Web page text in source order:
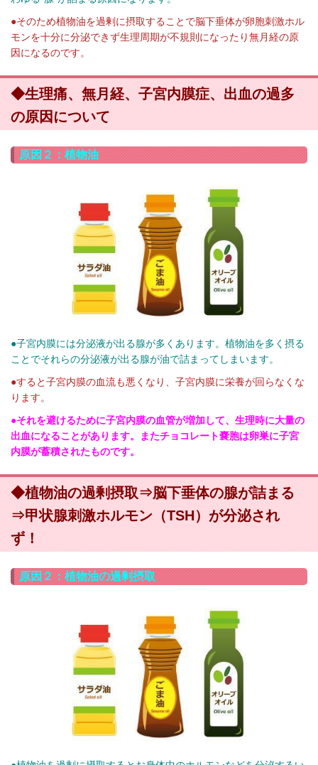
●そのため植物油を過剰に摂取することで脳下垂体が卵胞刺激ホル
モンを十分に分泌できず生理周期が不規則になったり無月経の原
因になるのです。
◆生理痛、無月経、子宮内膜症、出血の過多
の原因について
原因２：植物油
●子宮内膜には分泌液が出る腺が多くあります。植物油を多く摂る
ことでそれらの分泌液が出る腺が油で詰まってしまいます。
●すると子宮内膜の血流も悪くなり、子宮内膜に栄養が回らなくな
ります。
●それを避けるために子宮内膜の血管が増加して、生理時に大量の
出血になることがあります。またチョコレート嚢胞は卵巣に子宮
内膜が蓄積されたものです。
◆植物油の過剰摂取⇒脳下垂体の腺が詰まる
⇒甲状腺刺激ホルモン（TSH）が分泌され
ず！
原因２：植物油の過剰摂取